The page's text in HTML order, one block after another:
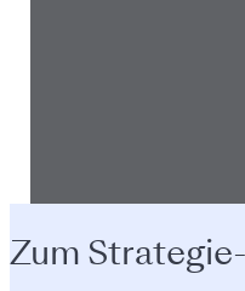
Zum